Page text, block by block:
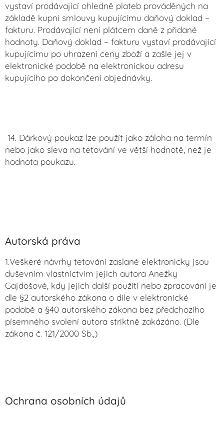
vystaví prodávající ohledně plateb prováděných na
základě kupní smlouvy kupujícímu daňový doklad –
fakturu. Prodávající není plátcem daně z přidané
hodnoty. Daňový doklad – fakturu vystaví prodávající
kupujícímu po uhrazení ceny zboží a zašle jej v
elektronické podobě na elektronickou adresu
kupujícího po dokončení objednávky.
14. Dárkový poukaz lze použít jako záloha na termín
nebo jako sleva na tetování ve větší hodnotě, než je
hodnota poukazu.
Autorská práva
1.Veškeré návrhy tetování zaslané elektronicky jsou
duševním vlastnictvím jejich autora Anežky
Gajdošové, kdy jejich další použití nebo zpracování je
dle §2 autorského zákona o díle v elektronické
podobě a §40 autorského zákona bez předchozího
písemného svolení autora striktně zakázáno. (Dle
zákona č. 121/2000 Sb.,)
Ochrana osobních údajů